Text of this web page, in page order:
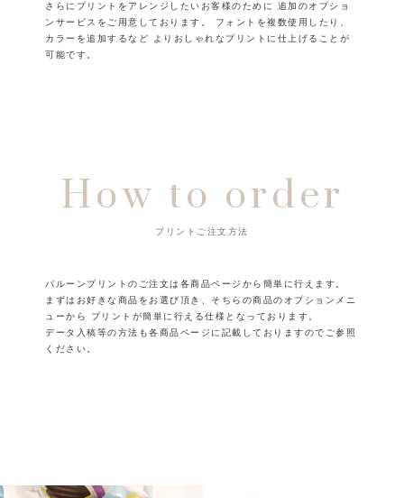
さらにプリントをアレンジしたいお客様のために
追加のオプショ
ンサービスをご用意しております。
フォントを複数使用したり、
カラーを追加するなど よりおしゃれなプリントに仕上げることが
可能です。
How to order
プリントご注文方法
バルーンプリントのご注文は各商品ページから簡単に行えます。
まずはお好きな商品をお選び頂き、そちらの商品のオプションメニ
ューから
プリントが簡単に行える仕様となっております。
データ入稿等の方法も各商品ページに記載しておりますのでご参照
ください。